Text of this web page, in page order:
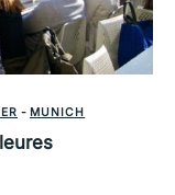
- MUNICH